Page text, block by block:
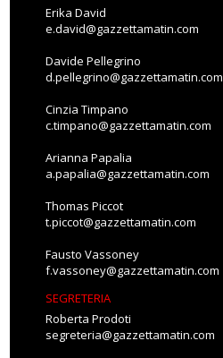
Erika David
e.david@gazzettamatin.com
Davide Pellegrino
d.pellegrino@gazzettamatin.com
Cinzia Timpano
c.timpano@gazzettamatin.com
Arianna Papalia
a.papalia@gazzettamatin.com
Thomas Piccot
t.piccot@gazzettamatin.com
Fausto Vassoney
f.vassoney@gazzettamatin.com
SEGRETERIA
Roberta Prodoti
segreteria@gazzettamatin.com